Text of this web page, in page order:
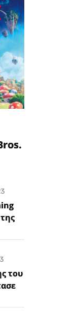
,
του